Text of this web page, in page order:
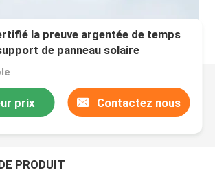
la preuve argentée de temps
de panneau solaire
prix Contactez nous
PRODUIT